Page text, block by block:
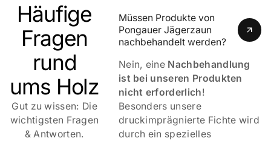
Häufige
Fragen
rund
ums Holz
Gut zu wissen: Die
wichtigsten Fragen
& Antworten.
Müssen Produkte von
Pongauer Jägerzaun
nachbehandelt werden?
Nein, eine Nachbehandlung
ist bei unseren Produkten
nicht erforderlich!
Besonders unsere
druckimprägnierte Fichte wird
durch ein spezielles